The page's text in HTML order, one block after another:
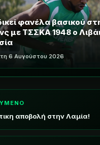
φανέλα βασικού
με ΤΣΣΚΑ 1948 ο
6 Αυγούστου 2026
αποβολή στην Λαμία!